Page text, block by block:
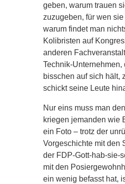
geben, warum trauen
zuzugeben, für wen
warum findet man
Kolibristen auf
anderen
Technik-Unternehmen,
bisschen auf sich hält,
schickt seine Leute
Nur eins muss man
kriegen jemanden wie
ein Foto – trotz der
Vorgeschichte mit den
der FDP-Gott-hab-sie-
mit den
ein wenig befasst hat,